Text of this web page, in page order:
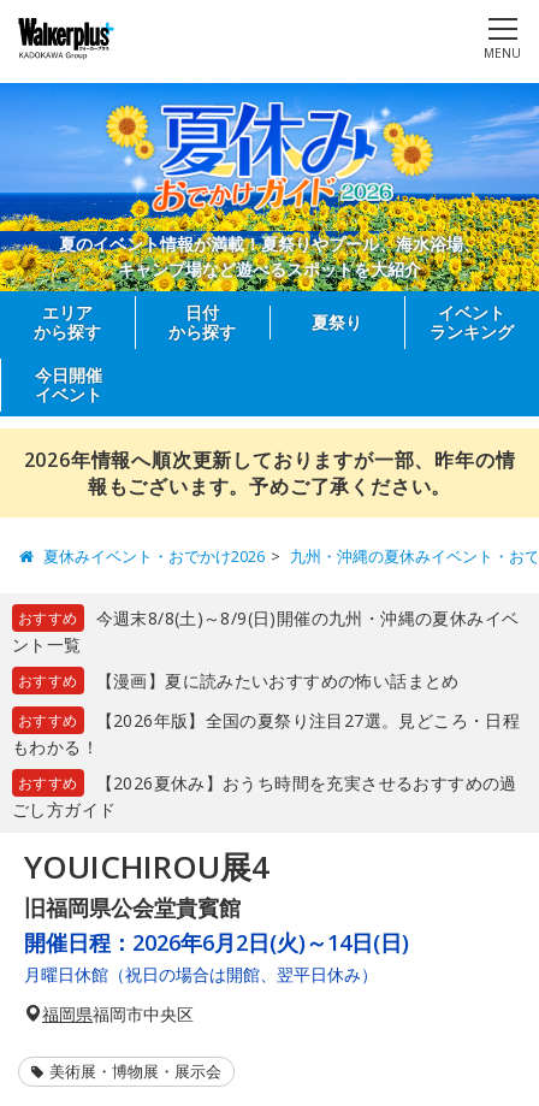
MENU
夏のイベント情報が満載！夏祭りやプール、海水浴場、
キャンプ場など遊べるスポットを大紹介
エリア
から探す
日付
から探す
夏祭り
イベント
ランキング
今日開催
イベント
2026年情報へ順次更新しておりますが一部、昨年の情
報もございます。予めご了承ください。
夏休みイベント・おでかけ2026 九州・沖縄の夏休みイベント・お
おすすめ
今週末8/8(土)～8/9(日)開催の九州・沖縄の夏休みイベ
ント一覧
おすすめ 【漫画】夏に読みたいおすすめの怖い話まとめ
おすすめ
【2026年版】全国の夏祭り注目27選。見どころ・日程
もわかる！
おすすめ
【2026夏休み】おうち時間を充実させるおすすめの過
ごし方ガイド
YOUICHIROU展4
旧福岡県公会堂貴賓館
開催日程： 2026年6月2日(火)～14日(日)
月曜日休館（祝日の場合は開館、翌平日休み）
福岡県福岡市中央区
美術展・博物展・展示会